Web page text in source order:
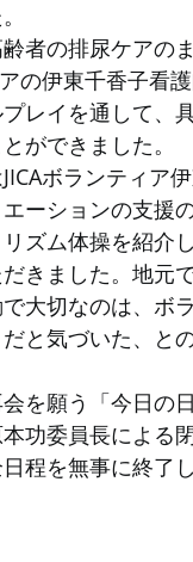
者の排尿ケアのま
の伊東千香子看
レイを通して、
ができました。
ボランティア
ーションの支援
ズム体操を紹介
きました。地元
大切なのは、ボ
と気づいた、と
を願う「今日の
功委員長による
程を無事に終了し